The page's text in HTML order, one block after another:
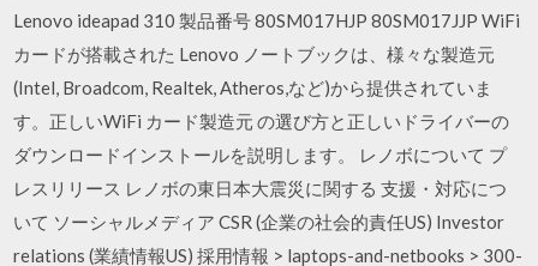
Lenovo ideapad 310 製品番号 80SM017HJP 80SM017JJP WiFi
カードが搭載された Lenovo ノートブックは、様々な製造元
(Intel, Broadcom, Realtek, Atheros,など)から提供されていま
す。正しいWiFi カード製造元 の選び方と正しいドライバーの
ダウンロードインストールを説明します。 レノボについて プ
レスリリース レノボの東日本大震災に関する 支援・対応につ
いて ソーシャルメディア CSR (企業の社会的責任US) Investor
relations (業績情報US) 採用情報 > laptops-and-netbooks > 300-